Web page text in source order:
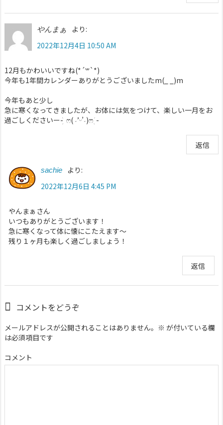
やんまぁ
より:
2022年12月4日 10:50 AM
12月もかわいいですね(*´꒳`*)
今年も1年間カレンダーありがとうございましたm(_ _)m
今年もあと少し
急に寒くなってきましたが、お体には気をつけて、楽しい一月をお
過ごしくださいー- ̗̀ ෆ( ˶’ᵕ’˶)ෆ ̖́-
返信
sachie
より:
2022年12月6日 4:45 PM
やんまぁさん
いつもありがとうございます！
急に寒くなって体に懐にこたえます〜
残り１ヶ月も楽しく過ごしましょう！
返信
コメントをどうぞ
メールアドレスが公開されることはありません。 ※ が付いている欄
は必須項目です
コメント